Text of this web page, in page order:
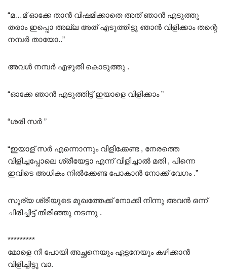
“മ…മ് ഓക്കേ താൻ വിഷമിക്കാതെ അത് ഞാൻ എടുത്തു
തരാം ഇപ്പൊ അല്ല അത് എടുത്തിട്ടു ഞാൻ വിളിക്കാം തന്റെ
നമ്പർ ￰തായോ..”
അവൾ നമ്പർ എഴുതി കൊടുത്തു .
“ഓക്കേ ഞാൻ എടുത്തിട്ട് ഇയാളെ വിളിക്കാം ”
“ശരി സർ ”
“ഇയാള് സർ എന്നൊന്നും വിളിക്കേണ്ട , നേരത്തെ
വിളിച്ചപ്പോലെ ശ്രീയേട്ടാ എന്ന് വിളിച്ചാൽ മതി , പിന്നെ
ഇവിടെ അധികം നിൽക്കേണ്ട പോകാൻ നോക്ക് വേഗം .”
സൂര്യ ശ്രീയുടെ മുഖത്തേക്ക് നോക്കി നിന്നു അവൻ ഒന്ന്
ചിരിച്ചിട്ട് തിരിഞ്ഞു നടന്നു .
*********
മോളെ നീ പോയി അച്ഛനെയും ഏട്ടനേയും കഴിക്കാൻ
വിളിച്ചിട്ടു വാ.